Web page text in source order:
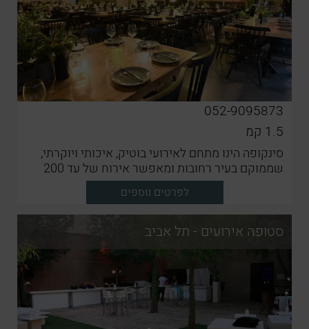
052-9095873
1.5 קמ
סינקופה הינו מתחם לאירועי בוטיק, איכותי ויוקרתי,
שממוקם בעיר רחובות ומאפשר אירוח של עד 200
לפרטים נוספים
סטופה אירועים - תל אביב